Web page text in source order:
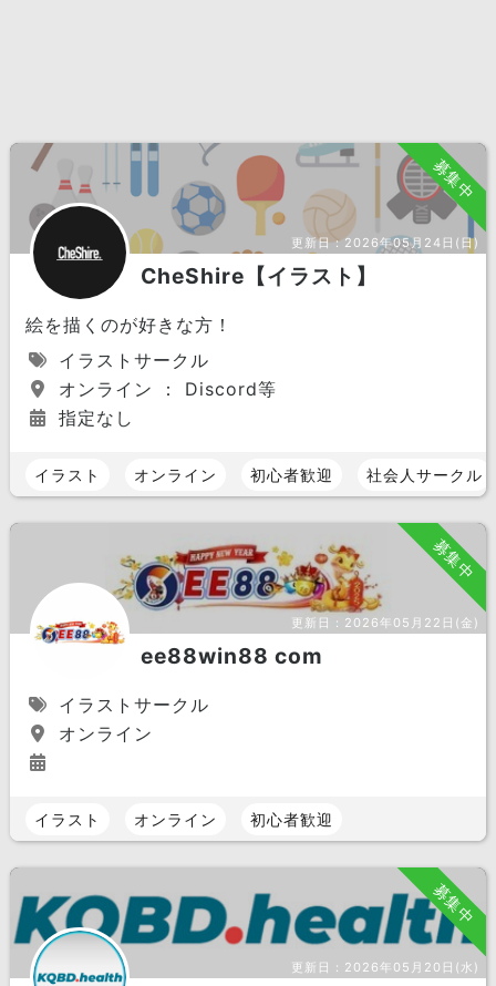
募集中
更新日：2026年05月24日(日)
CheShire【イラスト】
絵を描くのが好きな方！
イラストサークル
オンライン ： Discord等
指定なし
イラスト オンライン 初心者歓迎 社会人サークル
募集中
更新日： 2026年05月22日(金)
ee88win88 com
イラストサークル
オンライン
イラスト オンライン 初心者歓迎
募集中
更新日： 2026年05月20日(水)